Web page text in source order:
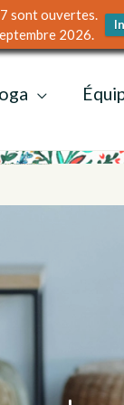
sont ouvertes.
2026.